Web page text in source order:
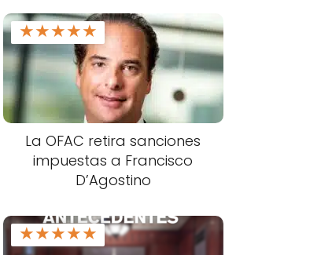
★★★★★
La OFAC retira sanciones
impuestas a Francisco
D’Agostino
★★★★★